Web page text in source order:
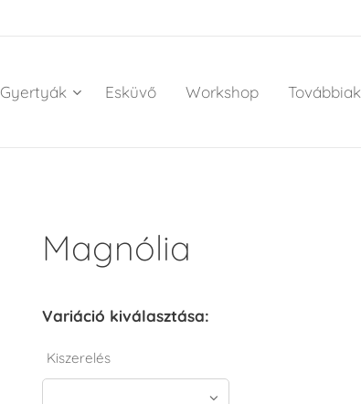
Gyertyák Esküvő Workshop Továbbiak
Magnólia
Variáció kiválasztása:
Kiszerelés